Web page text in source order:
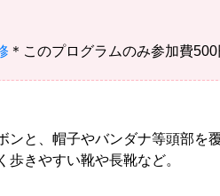
＊このプログラムのみ参加費
ンと、帽子やバンダナ等頭部を
きやすい靴や長靴など。